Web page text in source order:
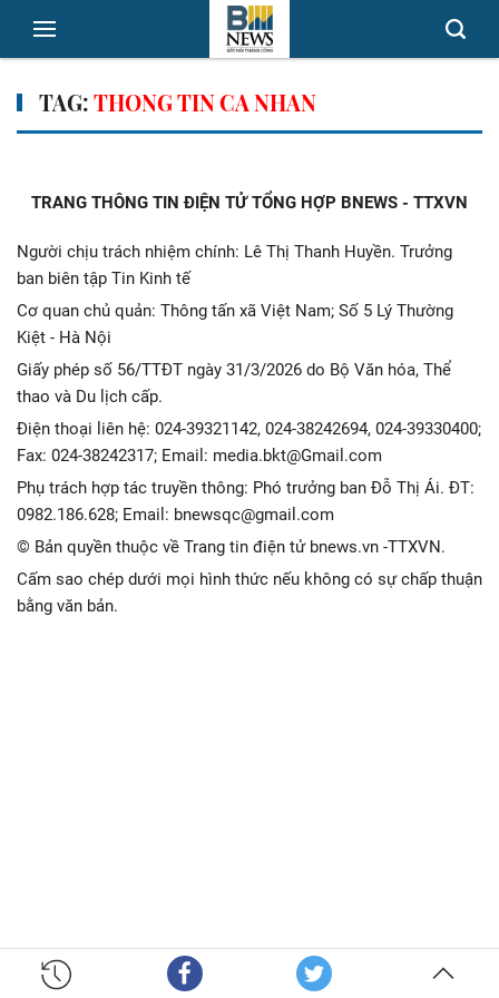
TAG:THONG TIN CA NHAN
TRANG THÔNG TIN ĐIỆN TỬ TỔNG HỢP BNEWS - TTXVN
Người chịu trách nhiệm chính: Lê Thị Thanh Huyền. Trưởng
ban biên tập Tin Kinh tế
Cơ quan chủ quản: Thông tấn xã Việt Nam; Số 5 Lý Thường
Kiệt - Hà Nội
Giấy phép số 56/TTĐT ngày 31/3/2026 do Bộ Văn hóa, Thể
thao và Du lịch cấp.
Điện thoại liên hệ: 024-39321142, 024-38242694, 024-39330400;
Fax: 024-38242317; Email: media.bkt@Gmail.com
Phụ trách hợp tác truyền thông: Phó trưởng ban Đỗ Thị Ái. ĐT:
0982.186.628; Email: bnewsqc@gmail.com
© Bản quyền thuộc về Trang tin điện tử bnews.vn -TTXVN.
Cấm sao chép dưới mọi hình thức nếu không có sự chấp thuận
bằng văn bản.